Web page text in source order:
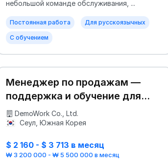
небольшой команде обслуживания, ...
Постоянная работа Для русскоязычных
С обучением
Менеджер по продажам —
поддержка и обучение для
приезжих
DemoWork Co., Ltd.
Сеул, Южная Корея
$ 2 160 - $ 3 713 в месяц
₩ 3 200 000 - ₩ 5 500 000 в месяц